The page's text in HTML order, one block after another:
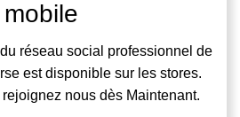
mobile
réseau social professionnel de
est disponible sur les stores.
nous dès Maintenant.